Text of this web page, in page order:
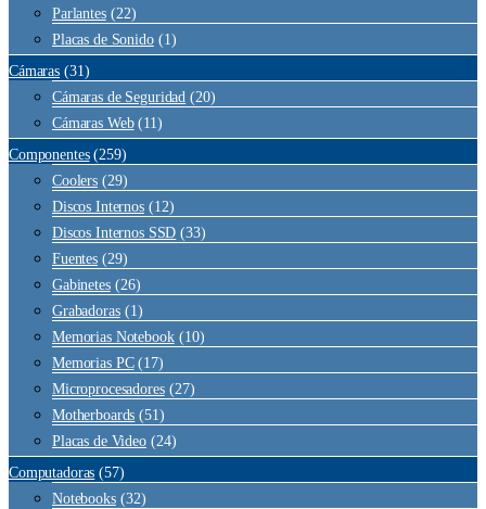
Parlantes (22)
Placas de Sonido (1)
Cámaras (31)
Cámaras de Seguridad (20)
Cámaras Web (11)
Componentes (259)
Coolers (29)
Discos Internos (12)
Discos Internos SSD (33)
Fuentes (29)
Gabinetes (26)
Grabadoras (1)
Memorias Notebook (10)
Memorias PC (17)
Microprocesadores (27)
Motherboards (51)
Placas de Video (24)
Computadoras (57)
Notebooks (32)